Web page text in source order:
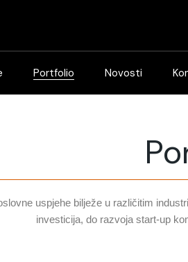
Portfolio Novosti
uspjehe bilježe u različitim
investicija, do razvoja start-up